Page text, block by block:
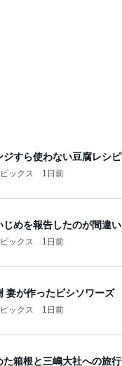
ジすら使わない豆腐レシピ
ックス 1日前
じめを報告したのが間違い
ックス 1日前
妻が作ったビシソワーズ
ックス 1日前
た箱根と三嶋大社への旅行